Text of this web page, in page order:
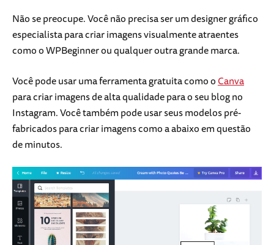
Não se preocupe. Você não precisa ser um designer gráfico
especialista para criar imagens visualmente atraentes
como o WPBeginner ou qualquer outra grande marca.
Você pode usar uma ferramenta gratuita como oCanva
para criar imagens de alta qualidade para o seu blog no
Instagram. Você também pode usar seus modelos pré-
fabricados para criar imagens como a abaixo em questão
de minutos.